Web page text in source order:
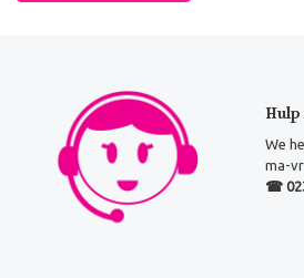
Hulp
We
ma-
☎